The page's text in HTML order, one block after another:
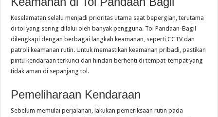
Keselamatan selalu menjadi prioritas utama saat bepergian, terutama
di tol yang sering dilalui oleh banyak pengguna. Tol Pandaan-Bagil
dilengkapi dengan berbagai langkah keamanan, seperti CCTV dan
patroli keamanan rutin. Untuk memastikan keamanan pribadi, pastikan
pintu kendaraan terkunci dan hindari berhenti di tempat-tempat yang
tidak aman di sepanjang tol.
Pemeliharaan Kendaraan
Sebelum memulai perjalanan, lakukan pemeriksaan rutin pada